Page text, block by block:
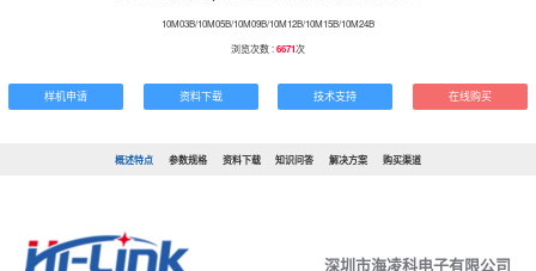
10M03B/10M05B/10M09B/10M12B/10M15B/10M24B
浏览次数 :6671次
样机申请 资料下载 技术支持 在线购买
概述特点 参数规格 资料下载 知识问答 解决方案 购买渠道
深圳市海凌科电子有限公司